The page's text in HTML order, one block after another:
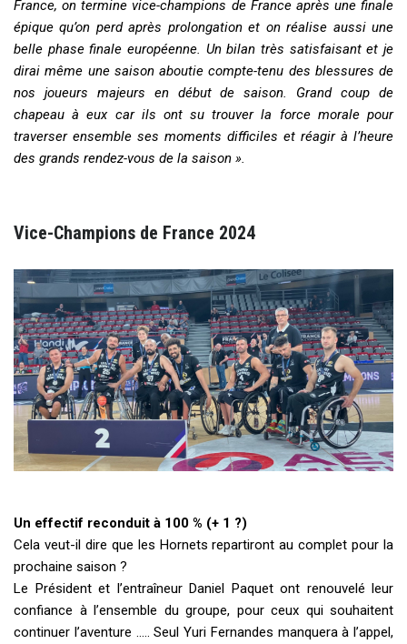
France, on termine vice-champions de France après une finale
épique qu’on perd après prolongation et on réalise aussi une
belle phase finale européenne. Un bilan très satisfaisant et je
dirai même une saison aboutie compte-tenu des blessures de
nos joueurs majeurs en début de saison. Grand coup de
chapeau à eux car ils ont su trouver la force morale pour
traverser ensemble ses moments difficiles et réagir à l’heure
des grands rendez-vous de la saison ».
Vice-Champions de France 2024
Un effectif reconduit à 100 % (+ 1 ?)
Cela veut-il dire que les Hornets repartiront au complet pour la
prochaine saison ?
Le Président et l’entraîneur Daniel Paquet ont renouvelé leur
confiance à l’ensemble du groupe, pour ceux qui souhaitent
continuer l’aventure ….. Seul Yuri Fernandes manquera à l’appel,